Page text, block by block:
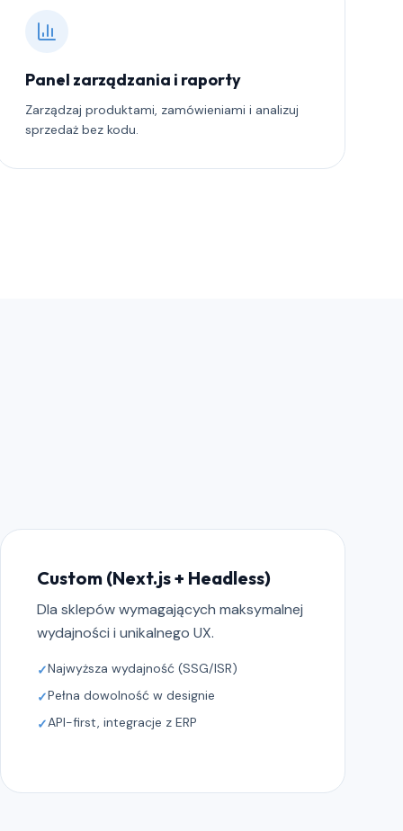
Panel zarządzania i raporty
Zarządzaj produktami, zamówieniami i analizuj
sprzedaż bez kodu.
Custom (Next.js + Headless)
Dla sklepów wymagających maksymalnej
wydajności i unikalnego UX.
✓Najwyższa wydajność (SSG/ISR)
✓Pełna dowolność w designie
✓API-first, integracje z ERP